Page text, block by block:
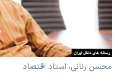
فرهنگ و زندگی
حقوق شهروندی
علم و فناوری
مستندها
انتخابات ریاست جمهوری آمریکا ۲۰۲۴
حمله جمهوری اسلامی به اسرائیل
رمز مهسا
دنبال کنید
محسن رنانی، استاد اقتصاد